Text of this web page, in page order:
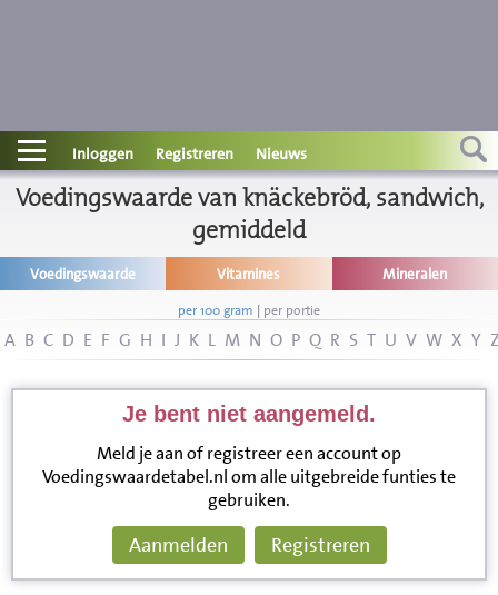
Contact
Informatie
Inloggen Registreren Nieuws
Voedingswaarde van knäckebröd, sandwich,
gemiddeld
Voedingswaarde Vitamines Mineralen
per 100 gram | per portie
A B C D E F G H I J K L M N O P Q R S T U V W X Y
Je bent niet aangemeld.
Meld je aan of registreer een account op
Voedingswaardetabel.nl om alle uitgebreide funties te
gebruiken.
Aanmelden Registreren